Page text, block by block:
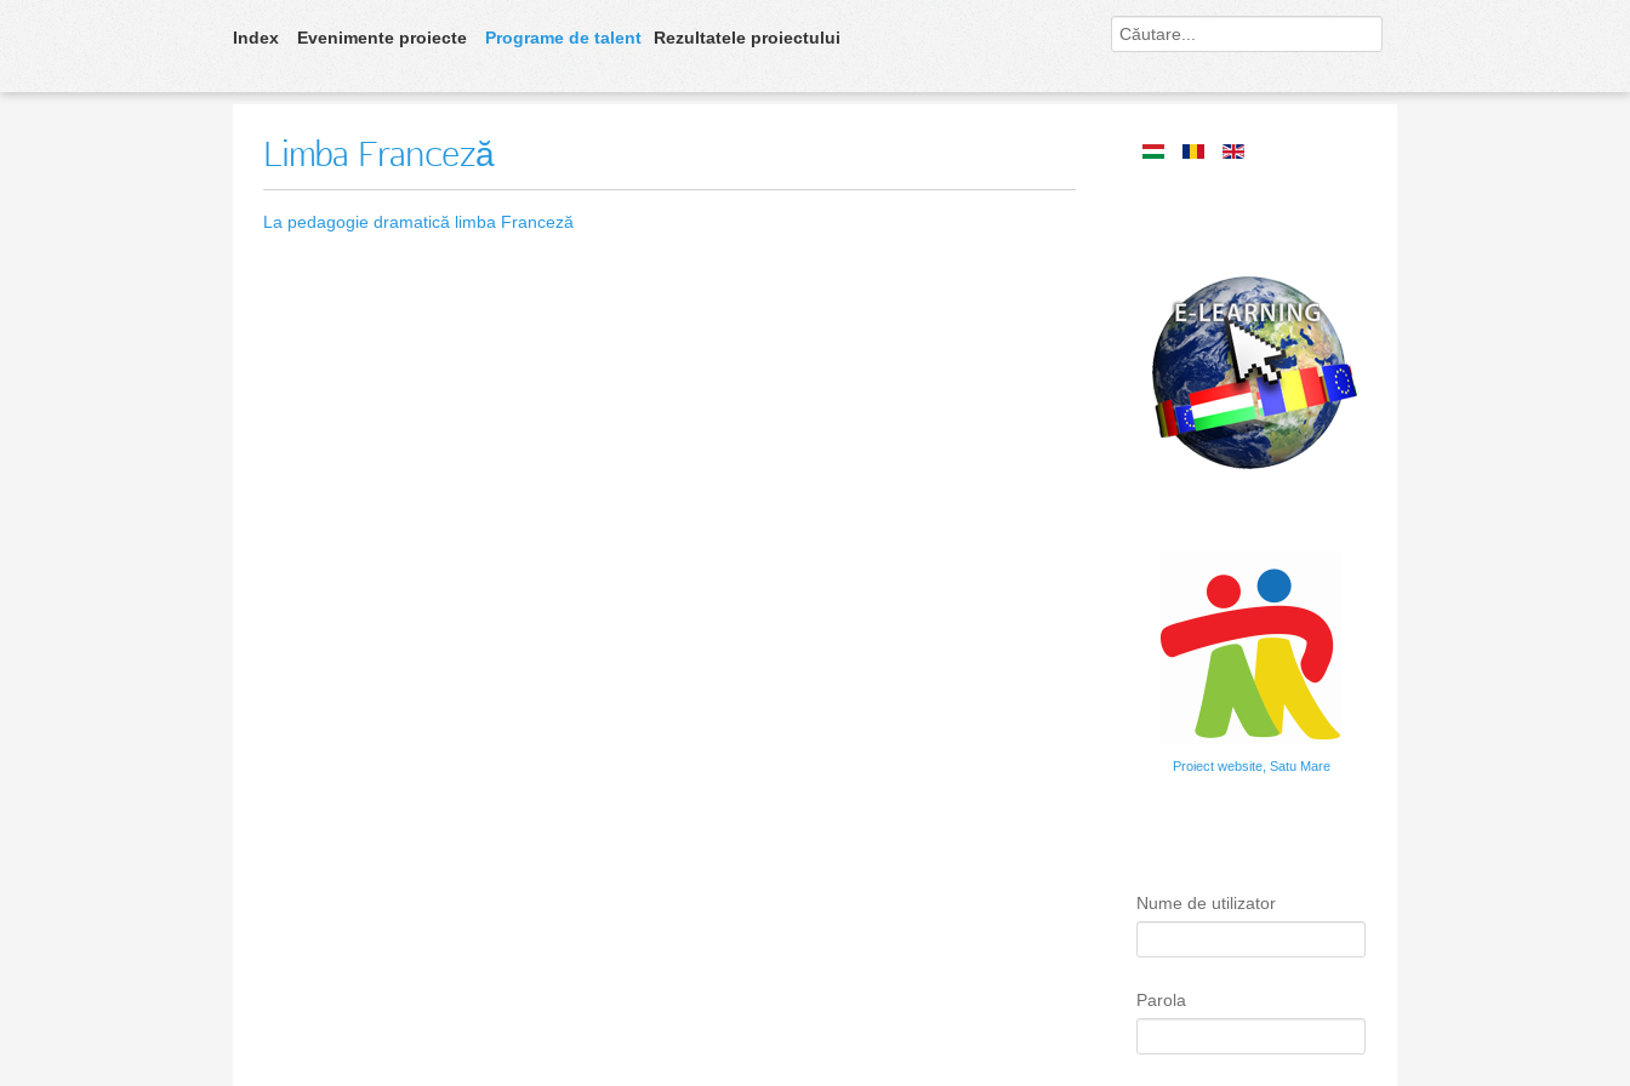
Index Evenimente proiecte Programe de talent Rezultatele proiectului
Limba Franceză
La pedagogie dramatică limba Franceză
Proiect website, Satu Mare
Nume de utilizator
Parola